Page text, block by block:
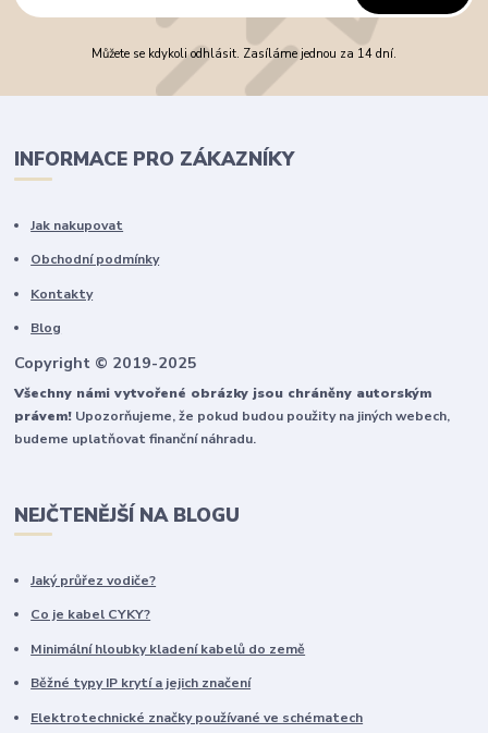
Můžete se kdykoli odhlásit. Zasíláme jednou za 14 dní.
INFORMACE PRO ZÁKAZNÍKY
Jak nakupovat
Obchodní podmínky
Kontakty
Blog
Copyright © 2019-2025
Všechny námi vytvořené obrázky jsou chráněny autorským
právem! Upozorňujeme, že pokud budou použity na jiných webech,
budeme uplatňovat finanční náhradu.
NEJČTENĚJŠÍ NA BLOGU
Jaký průřez vodiče?
Co je kabel CYKY?
Minimální hloubky kladení kabelů do země
Běžné typy IP krytí a jejich značení
Elektrotechnické značky používané ve schématech